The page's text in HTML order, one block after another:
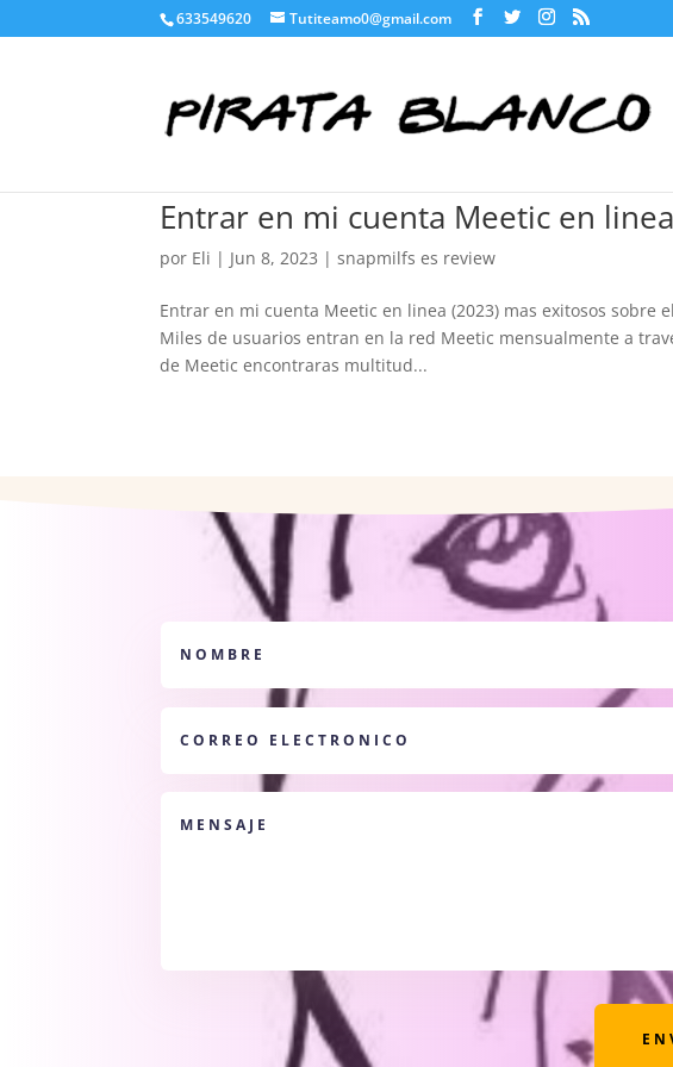
633549620 Tutiteamo0@gmail.com
Entrar en mi cuenta Meetic en
por Eli | Jun 8, 2023 |snapmilfs es review
Entrar en mi cuenta Meetic en linea (2023) mas exitosos sobre
Miles de usuarios entran en la red Meetic mensualmente a
de Meetic encontraras multitud...